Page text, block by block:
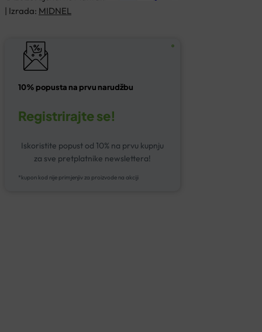
| Izrada: MIDNEL
10% popusta na prvu narudžbu
Registrirajte se!
Iskoristite popust od 10% na prvu kupnju
za sve pretplatnike newslettera!
*kupon kod nije primjenjiv za proizvode na akciji